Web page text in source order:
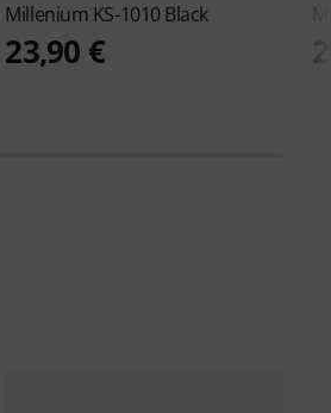
Millenium KS-1010 Black
23,90 €